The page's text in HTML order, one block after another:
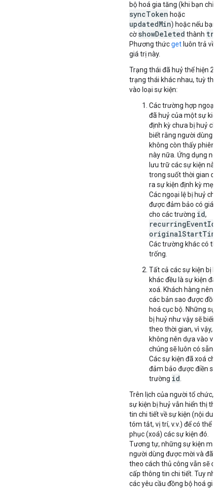
bộ hoá gia tăng (khi bạn chỉ
syncToken hoặc
updatedMin) hoặc nếu bạn
cờshowDeleted thành
Phương thứcget luôn trả về
giá trị này.
Trạng thái đã huỷ thể hiện 2
trạng thái khác nhau, tuỳ
vào loại sự kiện:
Các trường hợp ngoại
đã huỷ của một sự kiện
định kỳ chưa bị huỷ cho
biết rằng người dùng sẽ
không còn thấy phiên
này nữa. Ứng dụng nên
lưu trữ các sự kiện này
trong suốt thời gian
ra sự kiện định kỳ mẹ.
Các ngoại lệ bị huỷ chỉ
được đảm bảo có giá trị
cho các trường id,
recurringEventId
originalStartTime
Các trường khác có thể
trống.
Tất cả các sự kiện bị
khác đều là sự kiện đã
xoá. Khách hàng nên
các bản sao được
hoá cục bộ. Những sự
bị huỷ như vậy sẽ biến
theo thời gian, vì vậy,
không nên dựa vào việc
chúng sẽ luôn có sẵn.
Các sự kiện đã xoá chỉ
đảm bảo được điền sẵn
trường id
Trên lịch của người tổ chức,
sự kiện bị huỷ vẫn hiển thị
tin chi tiết về sự kiện (nội dung
tóm tắt, vị trí, v.v.) để có thể
phục (xoá) các sự kiện đó.
Tương tự, những sự kiện mà
người dùng được mời và đã
theo cách thủ công vẫn sẽ
cấp thông tin chi tiết. Tuy
các yêu cầu đồng bộ hoá gia